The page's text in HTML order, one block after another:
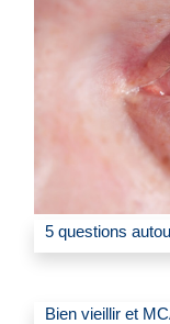
5 questions
Bien vieillir et